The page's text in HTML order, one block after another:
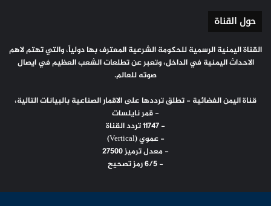
حول القناة
القناة اليمنية الرسمية للحكومة الشرعية المعترف بها دولياً، والتي تهتم لاهم
الاحداث اليمنية في الداخل، وتعبر عن تطلعات الشعب العظيم في ايصال
صوته للعالم.
قناة اليمن الفضائية - تطلق ترددها على الاقمار الصناعية بالبيانات التالية،
- قمر نايلسات
- 11747 تردد القناة
- عموي (Vertical)
- معدل ترميز 27500
- 6/5 رمز تصحيح